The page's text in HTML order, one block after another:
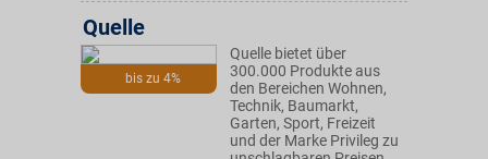
bis zu 4%
Quelle
Quelle bietet über
300.000 Produkte aus
den Bereichen Wohnen,
Technik, Baumarkt,
Garten, Sport, Freizeit
und der Marke Privileg zu